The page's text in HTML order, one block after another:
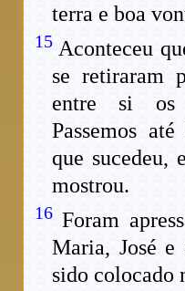
terra e boa
15 Aconteceu
se retiraram
entre si os
Passemos
que sucedeu,
mostrou.
16 Foram
Maria, José
sido colocado